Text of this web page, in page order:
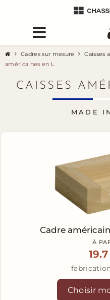
Cadres sur mesure Caisses
américaines en L
CAISSES
Cadre
À
Choisir